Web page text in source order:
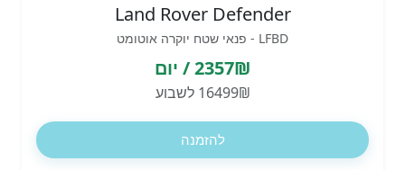
Land Rover Defender
LFBD - פנאי שטח יוקרה אוטומט
2357₪ / יום
16499₪ לשבוע
להזמנה